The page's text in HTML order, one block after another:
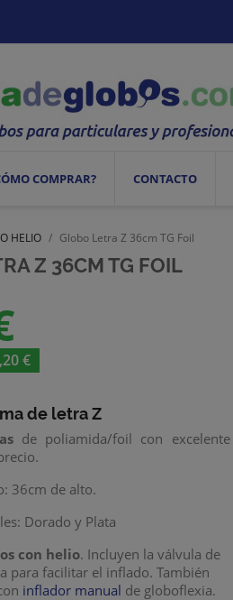
COMPRAR? CONTACTO
HELIO Globo Letra Z 36cm TG Foil
Z 36CM TG FOIL
€
de letra Z
de poliamida/foil con excelente
36cm de alto.
Dorado y Plata
con helio. Incluyen la válvula de
para facilitar el inflado. También
inflador manual de globoflexia.